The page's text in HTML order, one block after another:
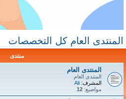
المنتدى العام كل التخصصات
منتدى
المنتدى العام
المنتدى العام
المشرف: Ali
مواضيع: 12